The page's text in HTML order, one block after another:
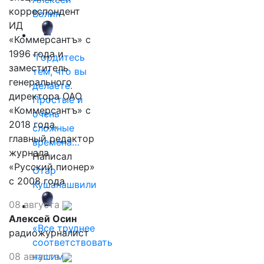
Волин
"Гордитесь
тем, что вы
делаете.
Простые и
очень
сложные
времена…
Написал
Отар
Кушанашвили
«Все труднее
соответствовать
нашим
корреспондент
ИД
«Коммерсантъ» с
1996 года и
заместитель
генерального
директора ОАО
«Коммерсантъ» с
2018 года,
главный редактор
журнала
«Русский пионер»
с 2008 года
08 августа
Алексей Осин
радиожурналист
08 августа